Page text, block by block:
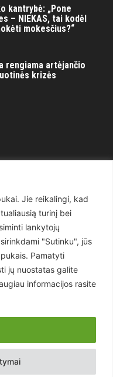
Jie reikalingi, kad
turinį bei
lankytojų
"Sutinku", jūs
Pamatyti
jų nuostatas galite
informacijos rasite
kantrybė: „Pone
– NIEKAS, tai kodėl
mokesčius?“
rengiama artėjančio
krizės
1497
619
teisės saugomos.